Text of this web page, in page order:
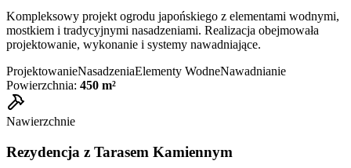
Kompleksowy projekt ogrodu japońskiego z elementami wodnymi,
mostkiem i tradycyjnymi nasadzeniami. Realizacja obejmowała
projektowanie, wykonanie i systemy nawadniające.
ProjektowanieNasadzeniaElementy WodneNawadnianie
Powierzchnia: 450 m²
Nawierzchnie
Rezydencja z Tarasem Kamiennym